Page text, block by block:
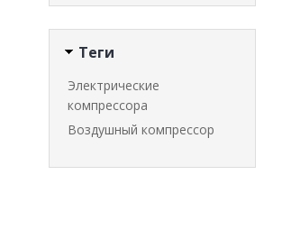
Теги
Электрические
компрессора
Воздушный компрессор